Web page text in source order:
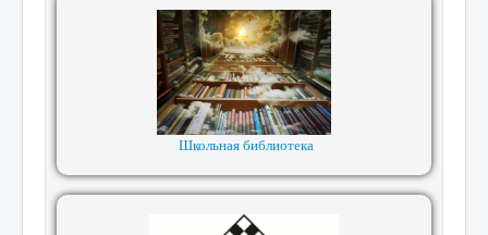
Школьная библиотека